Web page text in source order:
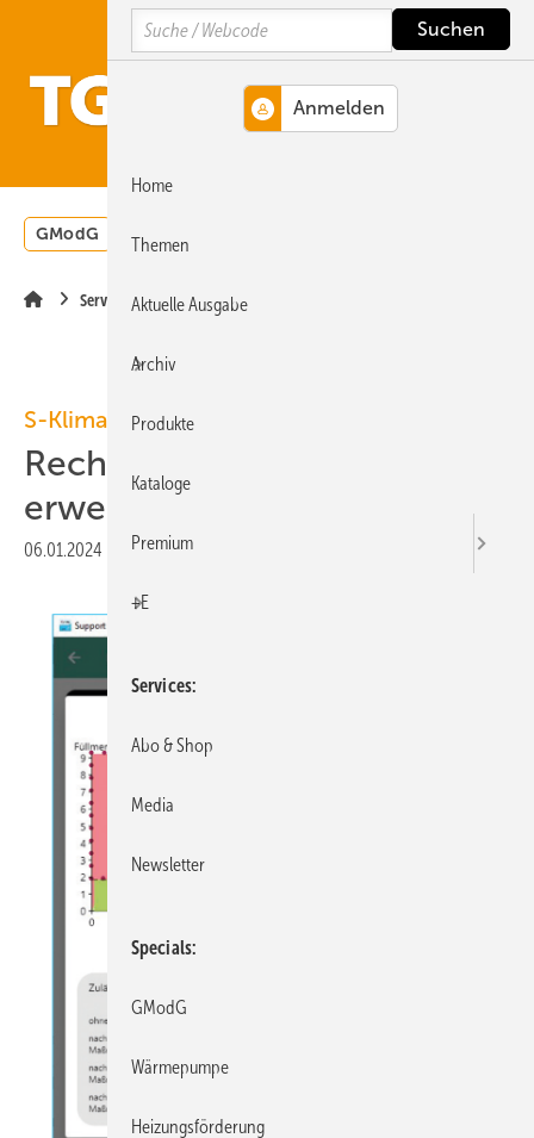
Hauptinhalt
Hauptmenü
SiteSearch
GModG Wärmepumpe
Service
S-Klima
Rechner für DIN EN 378
erweitert Support-App
06.01.2024 Veröffentlicht in
Search
Home
Themen
Aktuelle Ausgabe
Archiv
Produkte
Kataloge
Premium
+E
Services
Abo & Shop
Media
Newsletter
Specials
GModG
Wärmepumpe
Heizungsförderung